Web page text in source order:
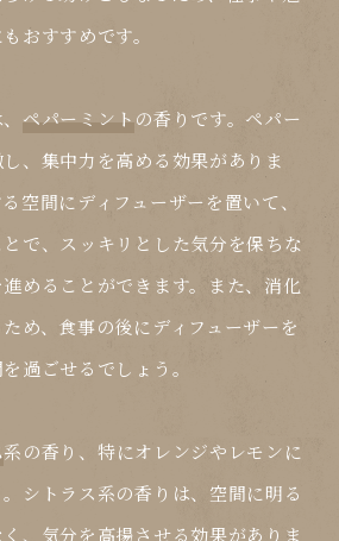
おすすめです。
ペパーミント の香りです。ペパー
、集中力を高める効果がありま
空間にディフューザーを置いて、
で、スッキリとした気分を保ちな
めることができます。また、消化
め、食事の後にディフューザーを
過ごせるでしょう。
系の香り、特にオレンジやレモンに
シトラス系の香りは、空間に明る
、気分を高揚させる効果がありま